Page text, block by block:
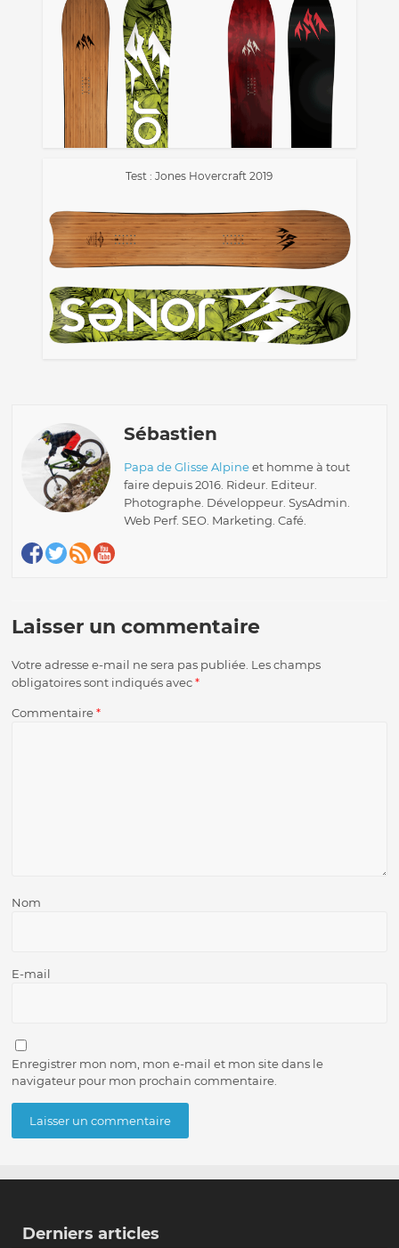
Test : Jones Hovercraft 2019
Sébastien
Papa de Glisse Alpineet homme à tout
faire depuis 2016. Rideur. Editeur.
Photographe. Développeur. SysAdmin.
Web Perf. SEO. Marketing. Café.
Laisser un commentaire
Votre adresse e-mail ne sera pas publiée. Les champs
obligatoires sont indiqués avec*
Commentaire*
Nom
E-mail
Enregistrer mon nom, mon e-mail et mon site dans le
navigateur pour mon prochain commentaire.
Derniers articles